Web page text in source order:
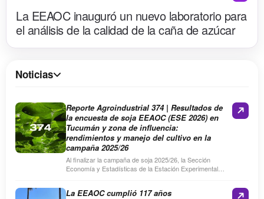
La EEAOC inauguró un nuevo laboratorio para
el análisis de la calidad de la caña de azúcar
Noticias
Reporte Agroindustrial 374 | Resultados de
la encuesta de soja EEAOC (ESE 2026) en
Tucumán y zona de influencia:
rendimientos y manejo del cultivo en la
campaña 2025/26
Al finalizar la campaña de soja 2025/26, la Sección
Economía y Estadísticas de la Estación Experimental
La EEAOC cumplió 117 años